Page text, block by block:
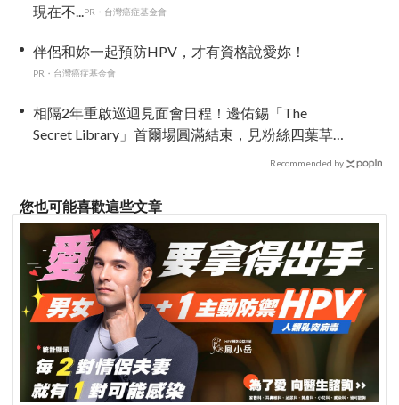
現在不...PR・台灣癌症基金會
伴侶和妳一起預防HPV，才有資格說愛妳！
PR・台灣癌症基金會
相隔2年重啟巡迴見面會日程！邊佑錫「The
Secret Library」首爾場圓滿結束，見粉絲四葉草
Recommended by
您也可能喜歡這些文章